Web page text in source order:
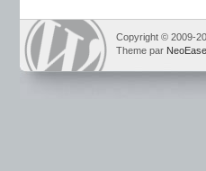
Copyright © 2009-
Theme par NeoEase